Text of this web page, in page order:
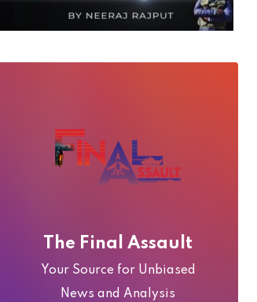
The Final Assault
Your Source for Unbiased
News and Analysis